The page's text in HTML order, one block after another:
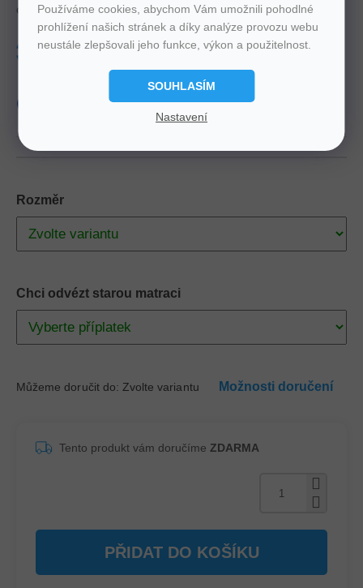
Používáme cookies, abychom Vám umožnili pohodlné
prohlížení našich stránek a díky analýze provozu webu
neustále zlepšovali jeho funkce, výkon a použitelnost.
SOUHLASÍM
Nastavení
Rozměr
Chci odvézt starou matraci
Můžeme doručit do: Zvolte variantu Možnosti doručení
PŘIDAT DO KOŠÍKU
Tento produkt vám doručíme ZDARMA
ortopedickou oporu s výškou 23 cm.
4
Tuhost 130 Kg
Nosnost
23 cm
Doprava
Zdarma
Slovenský